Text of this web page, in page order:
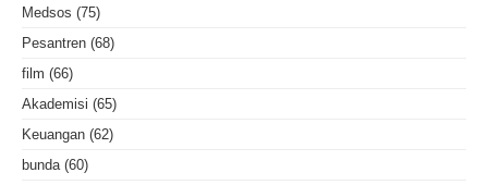
Medsos (75)
Pesantren (68)
film (66)
Akademisi (65)
Keuangan (62)
bunda (60)